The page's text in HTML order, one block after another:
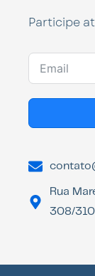
Participe
Rua
308/310